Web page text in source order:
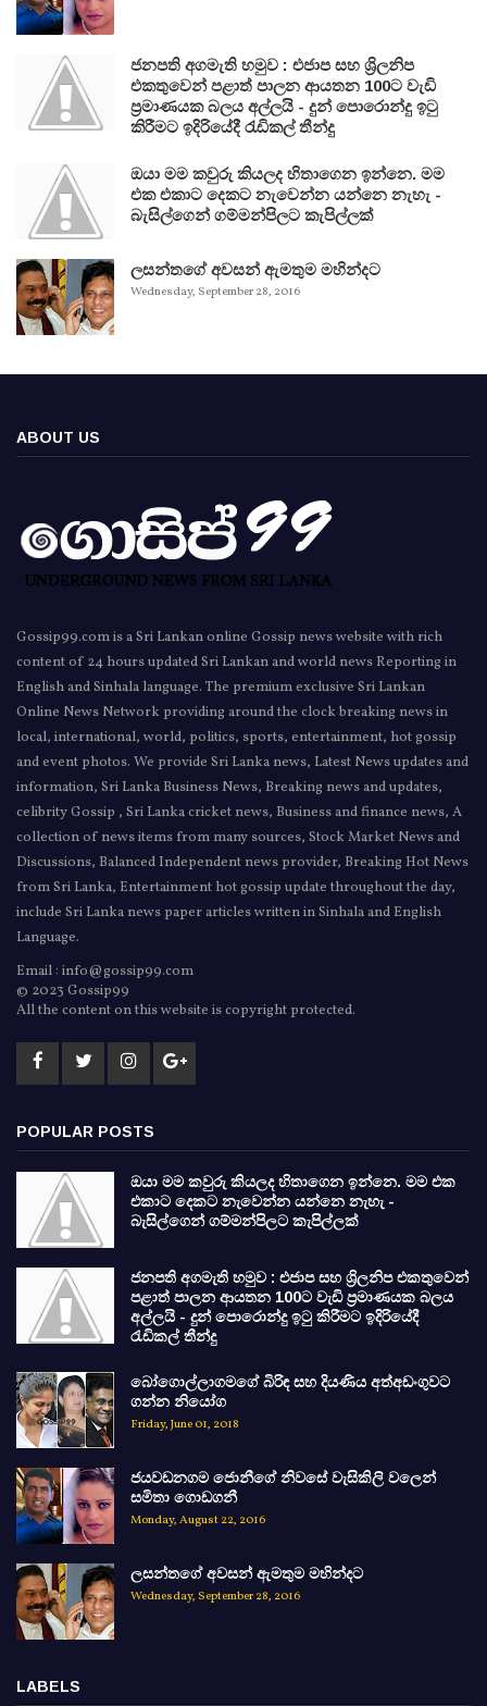
ජනපති අගමැති හමුව : එජාප සහ ශ්‍රිලනිප
එකතුවෙන් පළාත් පාලන ආයතන 100ට වැඩි
ප්‍රමාණයක බලය අල්ලයි - දුන් පොරොන්දු ඉටු
කිරීමට ඉදිරියේදී රැඩිකල් තීන්දු
ඔයා මම කවුරු කියලද හිතාගෙන ඉන්නෙ. මම
එක එකාට දෙකට නැවෙන්න යන්නෙ නැහැ -
බැසිල්ගෙන් ගම්මන්පිලට කැපිල්ලක්
ලසන්තගේ අවසන් ඇමතුම මහින්දට
Wednesday, September 28, 2016
ABOUT US
Gossip99.com is a Sri Lankan online Gossip news website with rich
content of 24 hours updated Sri Lankan and world news Reporting in
English and Sinhala language. The premium exclusive Sri Lankan
Online News Network providing around the clock breaking news in
local, international, world, politics, sports, entertainment, hot gossip
and event photos. We provide Sri Lanka news, Latest News updates and
information, Sri Lanka Business News, Breaking news and updates,
celibrity Gossip , Sri Lanka cricket news, Business and finance news, A
collection of news items from many sources, Stock Market News and
Discussions, Balanced Independent news provider, Breaking Hot News
from Sri Lanka, Entertainment hot gossip update throughout the day,
include Sri Lanka news paper articles written in Sinhala and English
Language.
Email : info@gossip99.com
© 2023 Gossip99
All the content on this website is copyright protected.
POPULAR POSTS
ඔයා මම කවුරු කියලද හිතාගෙන ඉන්නෙ. මම එක
එකාට දෙකට නැවෙන්න යන්නෙ නැහැ -
බැසිල්ගෙන් ගම්මන්පිලට කැපිල්ලක්
ජනපති අගමැති හමුව : එජාප සහ ශ්‍රිලනිප එකතුවෙන්
පළාත් පාලන ආයතන 100ට වැඩි ප්‍රමාණයක බලය
අල්ලයි - දුන් පොරොන්දු ඉටු කිරීමට ඉදිරියේදී
රැඩිකල් තීන්දු
බෝගොල්ලාගමගේ බිරිඳ සහ දියණිය අත්අඩංගුවට
ගන්න නියෝග
Friday, June 01, 2018
ජයවඩනගම ජොනීගේ නිවසේ වැසිකිලි වලෙන්
සමිතා ගොඩගනී
Monday, August 22, 2016
ලසන්තගේ අවසන් ඇමතුම මහින්දට
Wednesday, September 28, 2016
LABELS